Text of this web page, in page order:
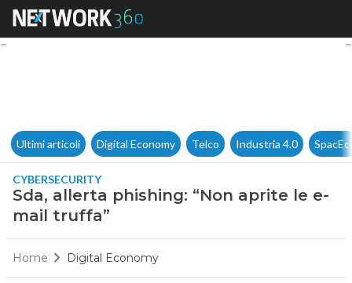
Sda, allerta phishing: “Non
Ultimi articoli Digital Economy Telco Industria 4.0
CYBERSECURITY
Sda, allerta phishing: “Non aprite le e-
mail truffa”
Home Digital Economy